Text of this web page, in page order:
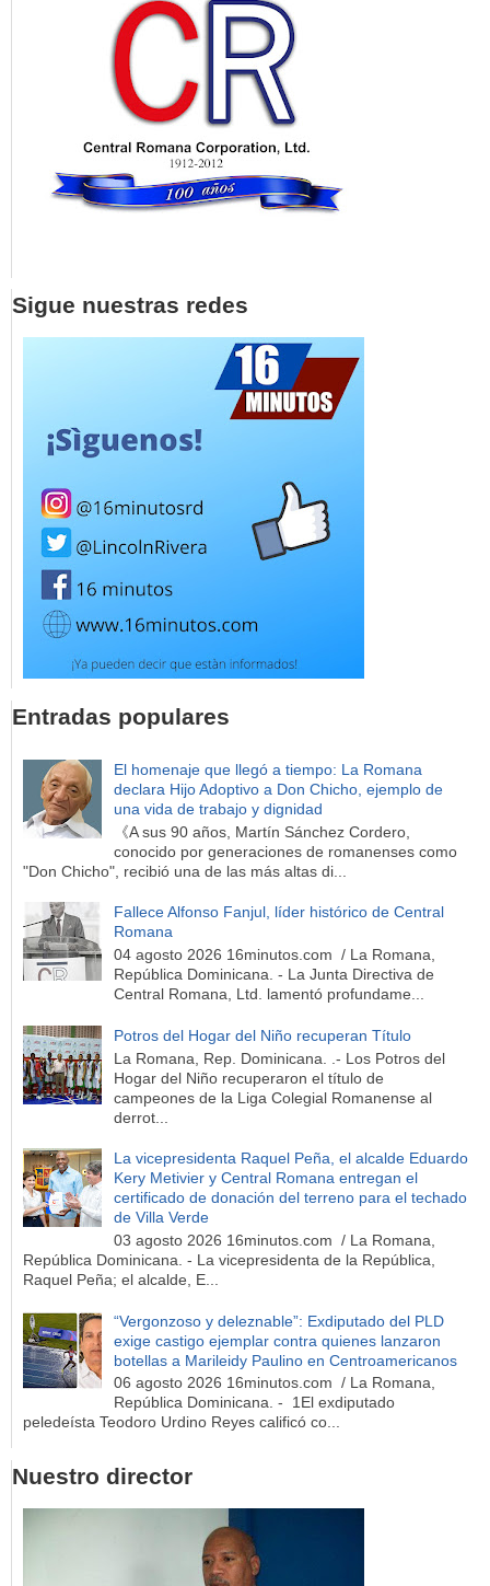
Sigue nuestras redes
Entradas populares
El homenaje que llegó a tiempo: La Romana
declara Hijo Adoptivo a Don Chicho, ejemplo de
una vida de trabajo y dignidad
《A sus 90 años, Martín Sánchez Cordero,
conocido por generaciones de romanenses como
"Don Chicho", recibió una de las más altas di...
Fallece Alfonso Fanjul, líder histórico de Central
Romana
04 agosto 2026 16minutos.com / La Romana,
República Dominicana. - La Junta Directiva de
Central Romana, Ltd. lamentó profundame...
Potros del Hogar del Niño recuperan Título
La Romana, Rep. Dominicana. .- Los Potros del
Hogar del Niño recuperaron el título de
campeones de la Liga Colegial Romanense al
derrot...
La vicepresidenta Raquel Peña, el alcalde Eduardo
Kery Metivier y Central Romana entregan el
certificado de donación del terreno para el techado
de Villa Verde
03 agosto 2026 16minutos.com / La Romana,
República Dominicana. - La vicepresidenta de la República,
Raquel Peña; el alcalde, E...
“Vergonzoso y deleznable”: Exdiputado del PLD
exige castigo ejemplar contra quienes lanzaron
botellas a Marileidy Paulino en Centroamericanos
06 agosto 2026 16minutos.com / La Romana,
República Dominicana. - 1El exdiputado
peledeísta Teodoro Urdino Reyes calificó co...
Nuestro director